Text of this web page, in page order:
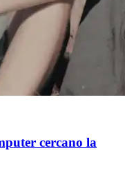
cercano la